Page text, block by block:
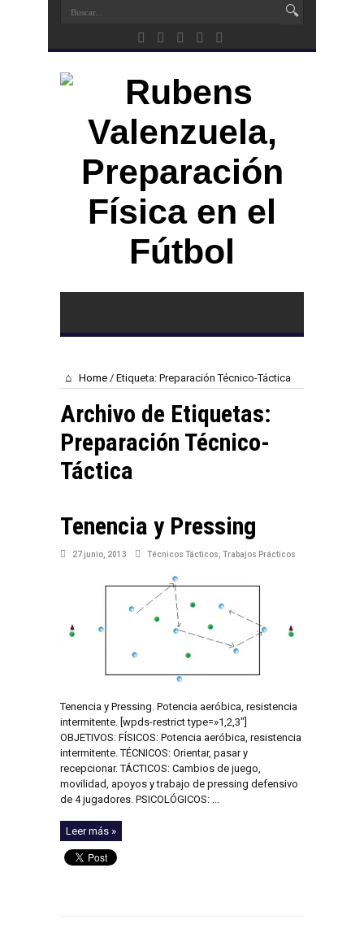
Home / Etiqueta: Preparación Técnico-Táctica
Archivo de Etiquetas:
Preparación Técnico-
Táctica
Tenencia y Pressing
27 junio, 2013 Técnicos Tácticos Trabajos Prácticos
Tenencia y Pressing. Potencia aeróbica, resistencia
intermitente. [wpds-restrict type=»1,2,3″]
OBJETIVOS: FÍSICOS: Potencia aeróbica, resistencia
intermitente. TÉCNICOS: Orientar, pasar y
recepcionar. TÁCTICOS: Cambios de juego,
movilidad, apoyos y trabajo de pressing defensivo
de 4 jugadores. PSICOLÓGICOS: ...
Leer más »